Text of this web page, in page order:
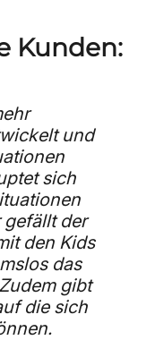
Kunden:
und
sich
gefällt der
den Kids
das
gibt
die sich